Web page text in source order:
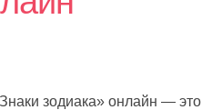
зодиака» онлайн — это